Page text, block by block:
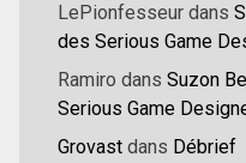
LePionfesseur dans
des Serious Game
Ramiro dans Suzon
Serious Game
Grovast dans Débrief